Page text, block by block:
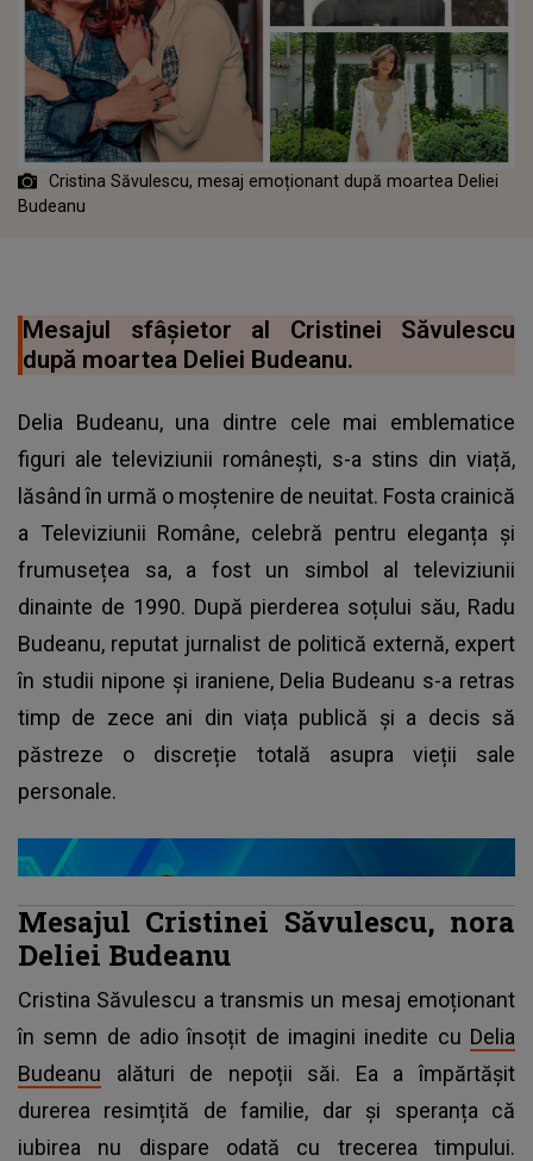
Cristina Săvulescu, mesaj emoționant după moartea Deliei
Budeanu
Mesajul sfâșietor al Cristinei Săvulescu
după moartea Deliei Budeanu.
Delia Budeanu, una dintre cele mai emblematice
figuri ale televiziunii românești, s-a stins din viață,
lăsând în urmă o moștenire de neuitat. Fosta crainică
a Televiziunii Române, celebră pentru eleganța și
frumusețea sa, a fost un simbol al televiziunii
dinainte de 1990. După pierderea soțului său, Radu
Budeanu, reputat jurnalist de politică externă, expert
în studii nipone și iraniene, Delia Budeanu s-a retras
timp de zece ani din viața publică și a decis să
păstreze o discreție totală asupra vieții sale
personale.
Mesajul Cristinei Săvulescu, nora
Deliei Budeanu
Cristina Săvulescu a transmis un mesaj emoționant
în semn de adio însoțit de imagini inedite cu Delia
Budeanu alături de nepoții săi. Ea a împărtășit
durerea resimțită de familie, dar și speranța că
iubirea nu dispare odată cu trecerea timpului.